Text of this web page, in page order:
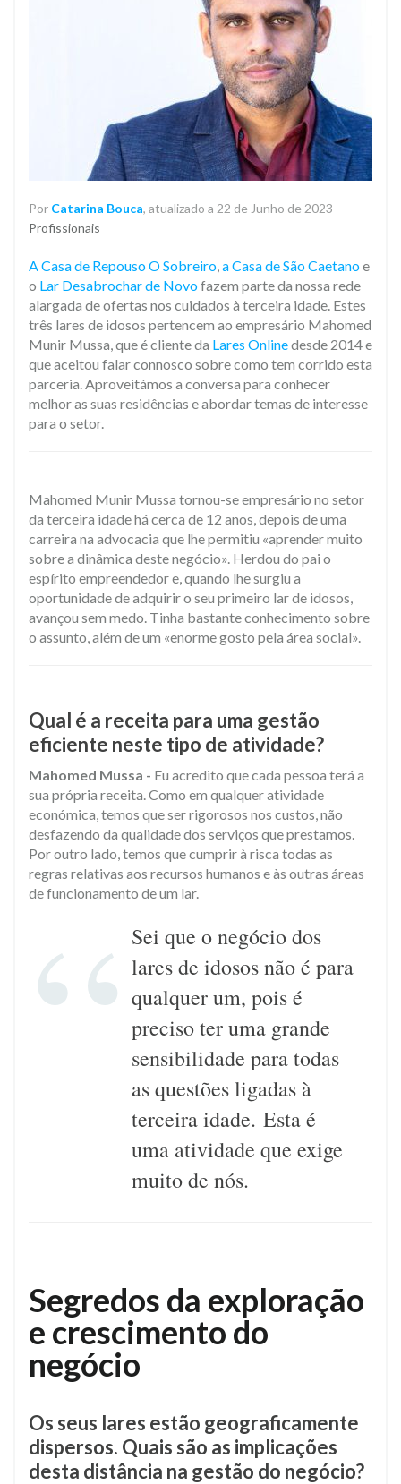
Por Catarina Bouca, atualizado a 22 de Junho de 2023
Profissionais
A Casa de Repouso O Sobreiro,a Casa de São Caetanoe
o Lar Desabrochar de Novofazem parte da nossa rede
alargada de ofertas nos cuidados à terceira idade. Estes
três lares de idosos pertencem ao empresário Mahomed
Munir Mussa, que é cliente da Lares Onlinedesde 2014 e
que aceitou falar connosco sobre como tem corrido esta
parceria. Aproveitámos a conversa para conhecer
melhor as suas residências e abordar temas de interesse
para o setor.
Mahomed Munir Mussa tornou-se empresário no setor
da terceira idade há cerca de 12 anos, depois de uma
carreira na advocacia que lhe permitiu «aprender muito
sobre a dinâmica deste negócio». Herdou do pai o
espírito empreendedor e, quando lhe surgiu a
oportunidade de adquirir o seu primeiro lar de idosos,
avançou sem medo. Tinha bastante conhecimento sobre
o assunto, além de um «enorme gosto pela área social».
Qual é a receita para uma gestão
eficiente neste tipo de atividade?
Mahomed Mussa - Eu acredito que cada pessoa terá a
sua própria receita. Como em qualquer atividade
económica, temos que ser rigorosos nos custos, não
desfazendo da qualidade dos serviços que prestamos.
Por outro lado, temos que cumprir à risca todas as
regras relativas aos recursos humanos e às outras áreas
de funcionamento de um lar.​
Sei que o negócio dos
lares de idosos não é para
qualquer um, pois é
preciso ter uma grande
sensibilidade para todas
as questões ligadas à
terceira idade. Esta é
uma atividade que exige
muito de nós.
Segredos da exploração
e crescimento do
negócio
Os seus lares estão geograficamente
dispersos. Quais são as implicações
desta distância na gestão do negócio?